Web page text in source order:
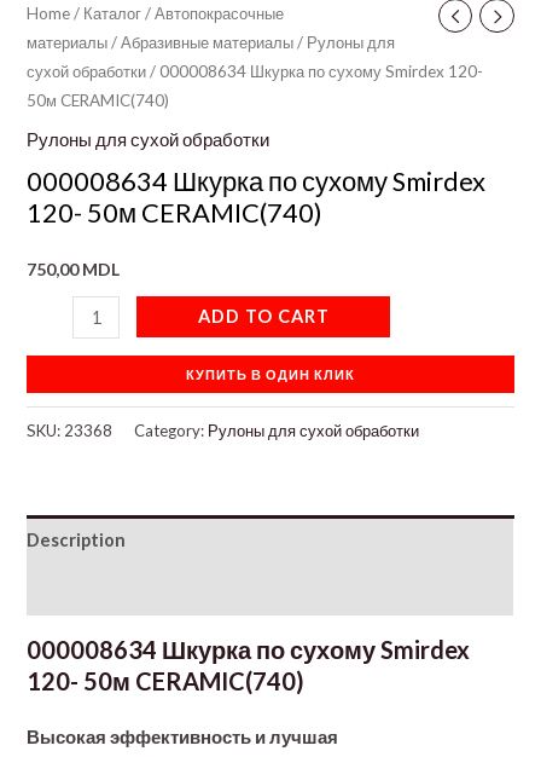
Home/ Каталог/Автопокрасочные
материалы/Абразивные материалы/ Рулоны для
сухой обработки/ 000008634 Шкурка по сухому Smirdex 120-
50м CERAMIC(740)
Рулоны для сухой обработки
000008634 Шкурка по сухому Smirdex
120- 50м CERAMIC(740)
750,00MDL
ADD TO CART
КУПИТЬ В ОДИН КЛИК
SKU: 23368 Category: Рулоны для сухой обработки
Description
000008634 Шкурка по сухому Smirdex
120- 50м CERAMIC(740)
Высокая эффективность и лучшая